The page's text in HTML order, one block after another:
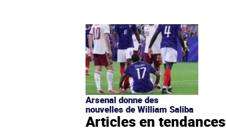
Arsenal donne des
nouvelles de William Saliba
Articles en tendances